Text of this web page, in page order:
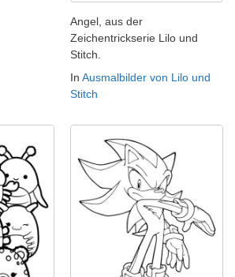
Angel, aus der
Zeichentrickserie Lilo und
Stitch.
In Ausmalbilder von Lilo und
Stitch